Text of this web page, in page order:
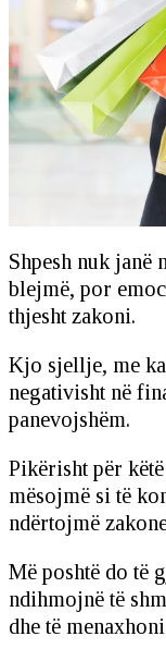
Shpesh nuk janë
blejmë, por
thjesht zakoni.
Kjo sjellje, me
negativisht në
panevojshëm.
Pikërisht për
mësojmë si të
ndërtojmë
Më poshtë do të
ndihmojnë të
dhe të